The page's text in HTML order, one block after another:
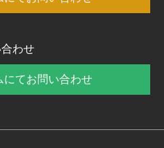
わせ
にてお問い合わせ